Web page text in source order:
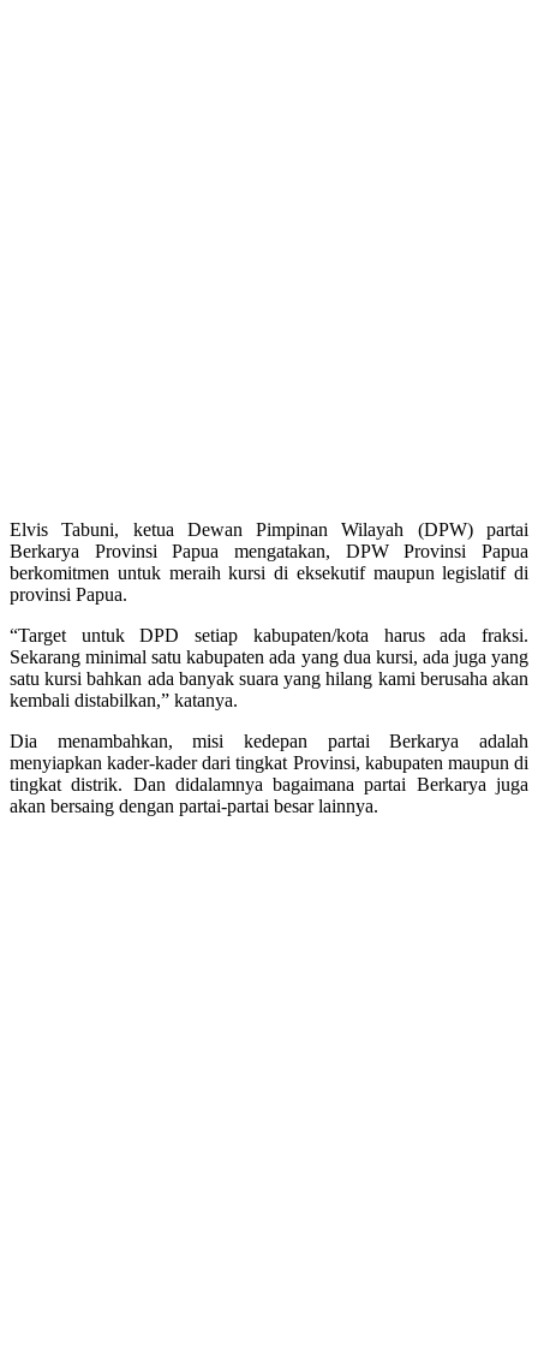
Elvis Tabuni, ketua Dewan Pimpinan Wilayah (DPW) partai
Berkarya Provinsi Papua mengatakan, DPW Provinsi Papua
berkomitmen untuk meraih kursi di eksekutif maupun legislatif di
provinsi Papua.
“Target untuk DPD setiap kabupaten/kota harus ada fraksi.
Sekarang minimal satu kabupaten ada yang dua kursi, ada juga yang
satu kursi bahkan ada banyak suara yang hilang kami berusaha akan
kembali distabilkan,” katanya.
Dia menambahkan, misi kedepan partai Berkarya adalah
menyiapkan kader-kader dari tingkat Provinsi, kabupaten maupun di
tingkat distrik. Dan didalamnya bagaimana partai Berkarya juga
akan bersaing dengan partai-partai besar lainnya.